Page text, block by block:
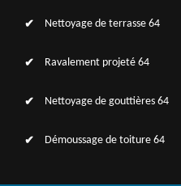
Nettoyage de terrasse 64
Ravalement projeté 64
Nettoyage de gouttières 64
Démoussage de toiture 64